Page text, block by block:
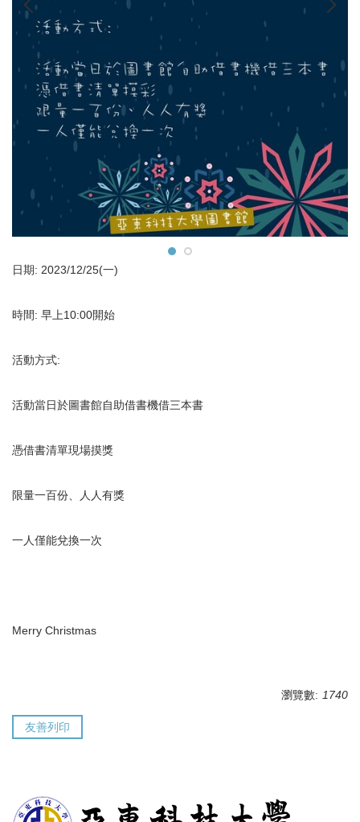
日期: 2023/12/25(一)
時間: 早上10:00開始
活動方式:
活動當日於圖書館自助借書機借三本書
憑借書清單現場摸獎
限量一百份、人人有獎
一人僅能兌換一次
Merry Christmas
瀏覽數: 1740
友善列印